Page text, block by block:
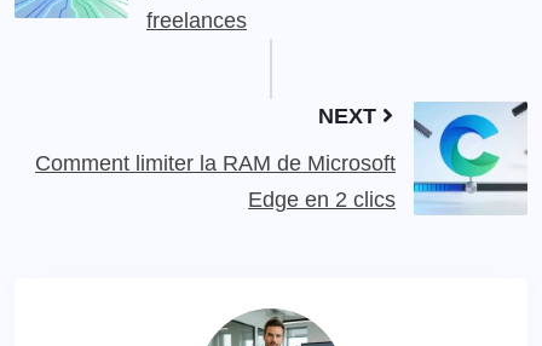
freelances
NEXT
Comment limiter la RAM de Microsoft
Edge en 2 clics